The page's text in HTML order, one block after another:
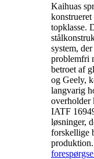
Kaihuas
topklasse.
system,
problemfri
betroet af
og Geely,
langvarig
overholder
IATF
løsninger,
forskellige
produktion.